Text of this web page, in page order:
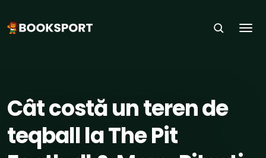
Cât costă un teren de
teqball la The Pit